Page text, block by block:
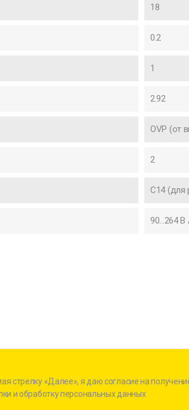
18
0.2
1
2.92
OVP (от
2
C14 (для
90...264 В
стрелку «Далее», я даю согласие на
и обработку персональных данных